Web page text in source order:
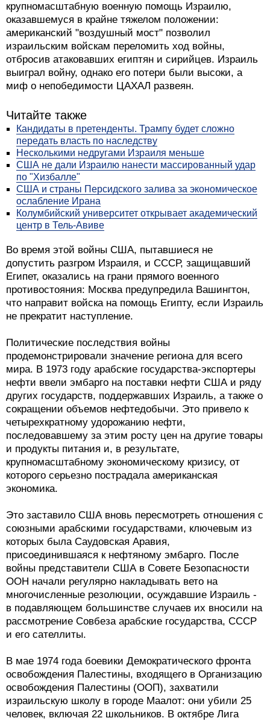
крупномасштабную военную помощь Израилю,
оказавшемуся в крайне тяжелом положении:
американский "воздушный мост" позволил
израильским войскам переломить ход войны,
отбросив атаковавших египтян и сирийцев. Израиль
выиграл войну, однако его потери были высоки, а
миф о непобедимости ЦАХАЛ развеян.
Читайте также
Кандидаты в претенденты. Трампу будет сложно
передать власть по наследству
Несколькими недругами Израиля меньше
США не дали Израилю нанести массированный удар
по "Хизбалле"
США и страны Персидского залива за экономическое
ослабление Ирана
Колумбийский университет открывает академический
центр в Тель-Авиве
Во время этой войны США, пытавшиеся не
допустить разгром Израиля, и СССР, защищавший
Египет, оказались на грани прямого военного
противостояния: Москва предупредила Вашингтон,
что направит войска на помощь Египту, если Израиль
не прекратит наступление.
Политические последствия войны
продемонстрировали значение региона для всего
мира. В 1973 году арабские государства-экспортеры
нефти ввели эмбарго на поставки нефти США и ряду
других государств, поддержавших Израиль, а также о
сокращении объемов нефтедобычи. Это привело к
четырехкратному удорожанию нефти,
последовавшему за этим росту цен на другие товары
и продукты питания и, в результате,
крупномасштабному экономическому кризису, от
которого серьезно пострадала американская
экономика.
Это заставило США вновь пересмотреть отношения с
союзными арабскими государствами, ключевым из
которых была Саудовская Аравия,
присоединившаяся к нефтяному эмбарго. После
войны представители США в Совете Безопасности
ООН начали регулярно накладывать вето на
многочисленные резолюции, осуждавшие Израиль -
в подавляющем большинстве случаев их вносили на
рассмотрение Совбеза арабские государства, СССР
и его сателлиты.
В мае 1974 года боевики Демократического фронта
освобождения Палестины, входящего в Организацию
освобождения Палестины (ООП), захватили
израильскую школу в городе Маалот: они убили 25
человек, включая 22 школьников. В октябре Лига